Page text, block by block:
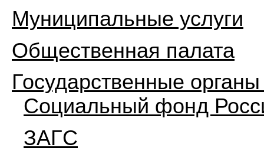
Муниципальные услуги
Общественная палата
Государственные
Социальный фонд
ЗАГC